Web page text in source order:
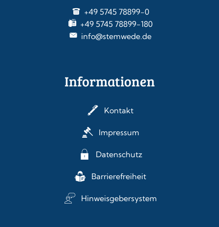
+49 5745 78899-0
+49 5745 78899-180
info@stemwede.de
Informationen
Kontakt
Impressum
Datenschutz
Barrierefreiheit
Hinweisgebersystem